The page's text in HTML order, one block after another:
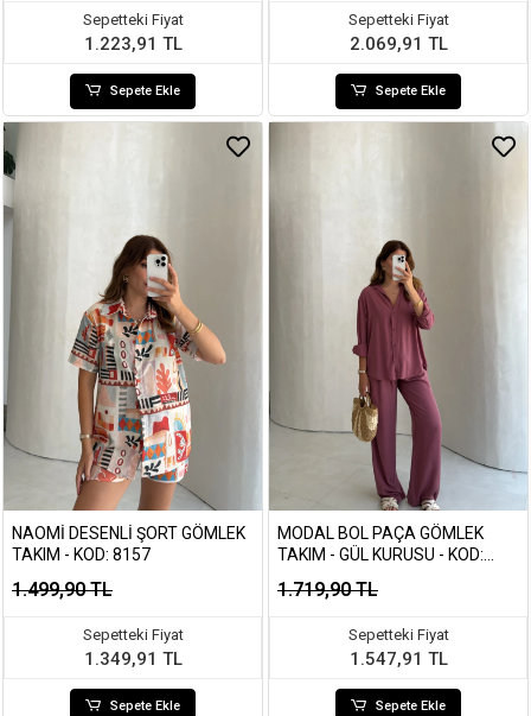
Sepetteki Fiyat
1.223,91 TL
Sepete Ekle
Sepetteki Fiyat
2.069,91 TL
Sepete Ekle
NAOMI DESENLI ŞORT GÖMLEK
TAKIM - KOD: 8157
1.499,90 TL
Sepetteki Fiyat
1.349,91 TL
Sepete Ekle
MODAL BOL PAÇA GÖMLEK
TAKIM - GÜL KURUSU - KOD:
1.719,90 TL
Sepetteki Fiyat
1.547,91 TL
Sepete Ekle